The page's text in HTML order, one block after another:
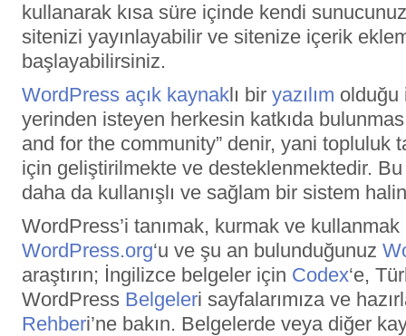
kullanarak kısa süre içinde kendi
sitenizi yayınlayabilir ve sitenize içerik
başlayabilirsiniz.
WordPress açık kaynaklı bir yazılım olduğu
yerinden isteyen herkesin katkıda
and for the community” denir, yani topluluk
için geliştirilmekte ve desteklenmektedir.
daha da kullanışlı ve sağlam bir sistem
WordPress’i tanımak, kurmak ve
WordPress.org‘u ve şu an bulunduğunuz
araştırın; İngilizce belgeler için Codex‘e,
WordPress Belgeleri sayfalarımıza ve
Rehberi’ne bakın. Belgelerde veya diğer